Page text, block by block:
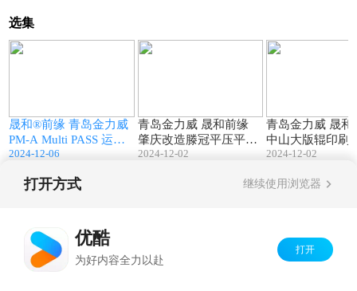
选集
晟和®前缘 青岛金力威
PM-A Multi PASS 运行
3.3m纸板视频 数码喷墨
及强吸附总成
2024-12-06
青岛金力威 晟和前缘
肇庆改造滕冠平压平模
切机 改造晟和前缘送纸
2024-12-02
青岛金力威 晟和
中山大版辊印刷
广东中山纸箱厂
2024-12-02
打开方式 继续使用浏览器
优酷
为好内容全力以赴
打开